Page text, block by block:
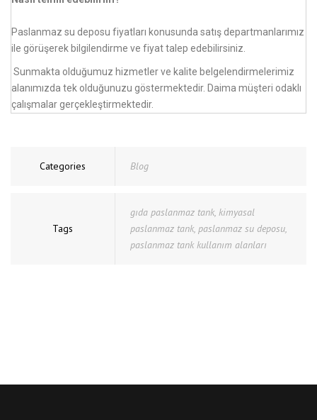
Paslanmaz su deposu fiyatları konusunda satış departmanlarımız
ile görüşerek bilgilendirme ve fiyat talep edebilirsiniz.
Sunmakta olduğumuz hizmetler ve kalite belgelendirmelerimiz
alanımızda tek olduğunuzu göstermektedir. Daima müşteri odaklı
çalışmalar gerçekleştirmektedir.
Categories Blog
Tags
gıda paslanmaz tank, kimyasal
paslanmaz tank, paslanmaz su deposu,
paslanmaz tank kullanım alanları